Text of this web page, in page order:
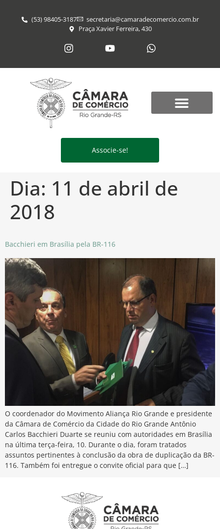
(53) 98405-3187
secretaria@​camaradecomercio.com.br
Praça Xavier Ferreira, 430
Associe-se!
Dia: 11 de abril de
2018
Bacchieri em Brasília pela BR-116
O coordenador do Movimento Aliança Rio Grande e presidente
da Câmara de Comércio da Cidade do Rio Grande Antônio
Carlos Bacchieri Duarte se reuniu com autoridades em Brasília
na última terça-feira, 10. Durante o dia, foram tratados
assuntos pertinentes à conclusão da obra de duplicação da BR-
116. Também foi entregue o convite oficial para que […]